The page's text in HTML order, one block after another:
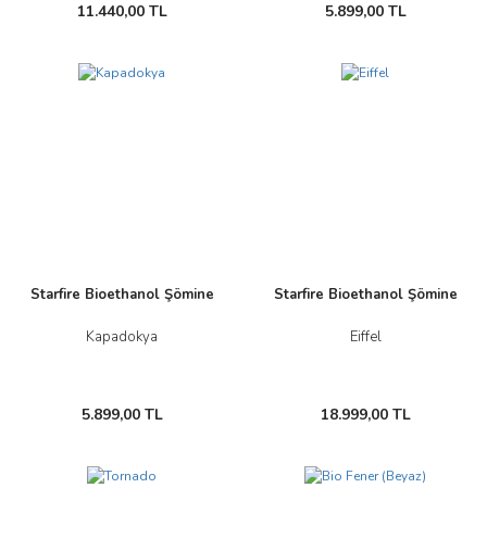
11.440,00 TL 5.899,00 TL
Starfire Bioethanol Şömine
Kapadokya
5.899,00 TL
Starfire Bioethanol Şömine
Eiffel
18.999,00 TL